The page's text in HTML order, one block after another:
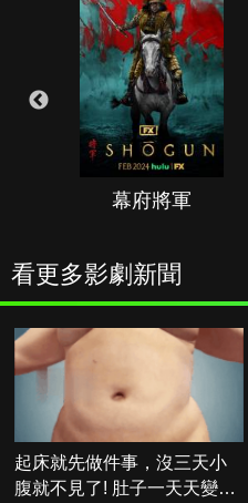
幕府將軍
看更多影劇新聞
起床就先做件事，沒三天小
腹就不見了! 肚子一天天變